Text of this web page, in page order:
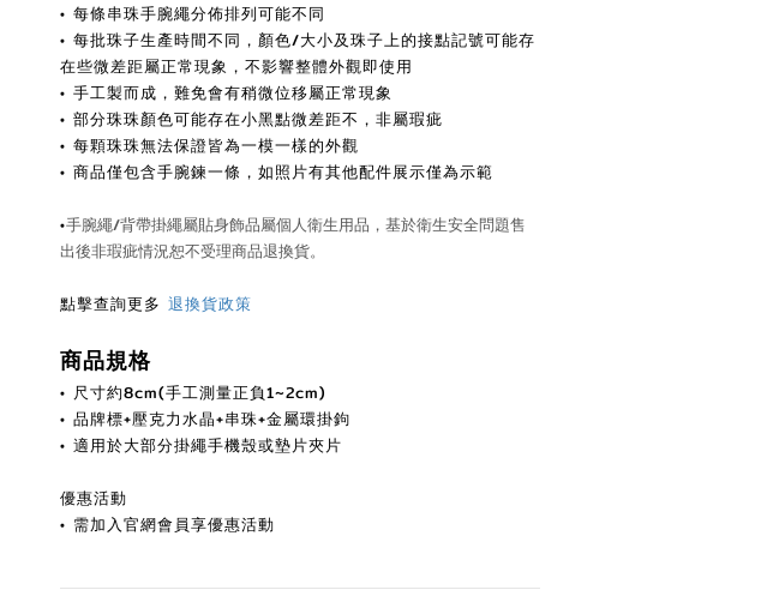
• 每條串珠手腕繩分佈排列可能不同
• 每批珠子生產時間不同，顏色/大小及珠子上的接點記號可能存
在些微差距屬正常現象，不影響整體外觀即使用
• 手工製而成，難免會有稍微位移屬正常現象
• 部分珠珠顏色可能存在小黑點微差距不，非屬瑕疵
• 每顆珠珠無法保證皆為一模一樣的外觀
• 商品僅包含手腕鍊一條，如照片有其他配件展示僅為示範
•手腕繩/背帶掛繩屬貼身飾品屬個人衛生用品， 基於衛生安全問題售
出後非瑕疵情況恕不受理商品退換貨。
點擊查詢更多 退換貨政策
商品規格
• 尺寸約8cm(手工測量正負1~2cm)
• 品牌標+壓克力水晶+串珠+金屬環掛鉤
• 適用於大部分掛繩手機殼或墊片夾片
優惠活動
• 需加入官網會員享優惠活動